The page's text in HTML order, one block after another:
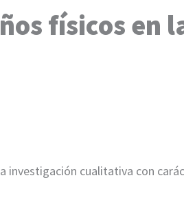
físicos en
investigación cualitativa con